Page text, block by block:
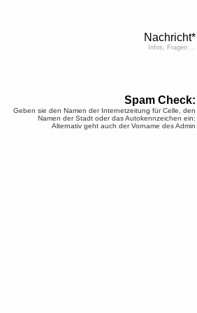
Nachricht*
Infos, Fragen ...
Spam Check:
Geben sie den Namen der Internetzeitung für Celle, den
Namen der Stadt oder das Autokennzeichen ein:
Alternativ geht auch der Vorname des Admin